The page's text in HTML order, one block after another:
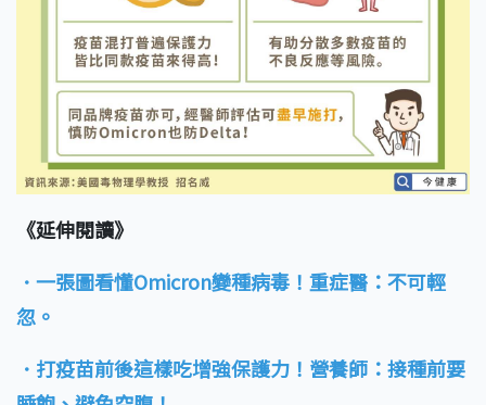
《延伸閱讀》
．一張圖看懂Omicron變種病毒！重症醫：不可輕
忽。
．打疫苗前後這樣吃增強保護力！營養師：接種前要